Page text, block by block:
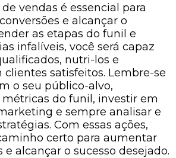
vendas é essencial para
e alcançar o
as etapas do funil e
infalíveis, você será capaz
nutri-los e
satisfeitos. Lembre-se
o seu público-alvo,
do funil, investir em
e sempre analisar e
Com essas ações,
certo para aumentar
e alcançar o sucesso desejado.